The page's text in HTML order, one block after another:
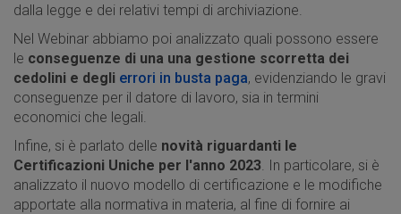
dalla legge e dei relativi tempi di archiviazione.
Nel Webinar abbiamo poi analizzato quali possono essere
le conseguenze di una una gestione scorretta dei
cedolini e degli errori in busta paga, evidenziando le gravi
conseguenze per il datore di lavoro, sia in termini
economici che legali.
Infine, si è parlato delle novità riguardanti le
Certificazioni Uniche per l'anno 2023. In particolare, si è
analizzato il nuovo modello di certificazione e le modifiche
apportate alla normativa in materia, al fine di fornire ai